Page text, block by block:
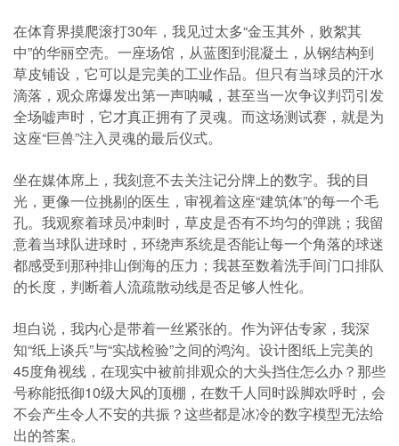
在体育界摸爬滚打30年，我见过太多“金玉其外，败絮其
中”的华丽空壳。一座场馆，从蓝图到混凝土，从钢结构到
草皮铺设，它可以是完美的工业作品。但只有当球员的汗水
滴落，观众席爆发出第一声呐喊，甚至当一次争议判罚引发
全场嘘声时，它才真正拥有了灵魂。而这场测试赛，就是为
这座“巨兽”注入灵魂的最后仪式。
坐在媒体席上，我刻意不去关注记分牌上的数字。我的目
光，更像一位挑剔的医生，审视着这座“建筑体”的每一个毛
孔。我观察着球员冲刺时，草皮是否有不均匀的弹跳；我留
意着当球队进球时，环绕声系统是否能让每一个角落的球迷
都感受到那种排山倒海的压力；我甚至数着洗手间门口排队
的长度，判断着人流疏散动线是否足够人性化。
坦白说，我内心是带着一丝紧张的。作为评估专家，我深
知“纸上谈兵”与“实战检验”之间的鸿沟。设计图纸上完美的
45度角视线，在现实中被前排观众的大头挡住怎么办？那些
号称能抵御10级大风的顶棚，在数千人同时跺脚欢呼时，会
不会产生令人不安的共振？这些都是冰冷的数字模型无法给
出的答案。